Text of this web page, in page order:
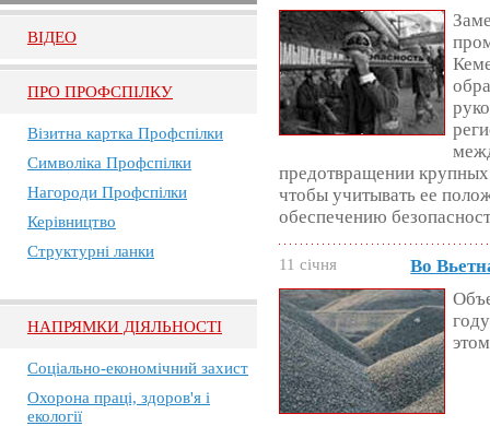
ВIДЕО
ПРО ПРОФСПIЛКУ
Візитна картка Профспілки
Символіка Профспілки
Нагороди Профспілки
Керівництво
Структурні ланки
НАПРЯМКИ ДІЯЛЬНОСТІ
Соціально-економічний захист
Охорона праці, здоров'я і
екології
предотвращении
чтобы учитывать ее
обеспечению
11 січня
Во